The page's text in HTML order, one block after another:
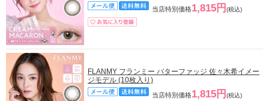
当店特別価格1,815円 (税込)
FLANMY フランミー バターファッジ 佐々木希イメー
ジモデル (10枚入り)
当店特別価格1,815円 (税込)